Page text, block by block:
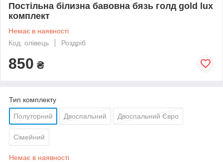
Постільна білизна бавовна бязь голд gold lux
комплект
Немає в наявності
Код: олівець
Роздріб
850 ₴
Тип комплекту
Полуторний Двоспальний Двоспальний Євро
Сімейний
Немає в наявності